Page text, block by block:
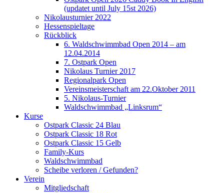
(updatet until July 15st 2026)
Nikolausturnier 2022
Hessenspieltage
Rückblick
6. Waldschwimmbad Open 2014 – am
12.04.2014
7. Ostpark Open
Nikolaus Turnier 2017
Regionalpark Open
Vereinsmeisterschaft am 22.Oktober 2011
5. Nikolaus-Turnier
Waldschwimmbad „Linksrum“
Kurse
Ostpark Classic 24 Blau
Ostpark Classic 18 Rot
Ostpark Classic 15 Gelb
Family-Kurs
Waldschwimmbad
Scheibe verloren / Gefunden?
Verein
Mitgliedschaft